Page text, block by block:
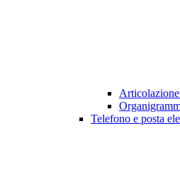
Telefono e posta